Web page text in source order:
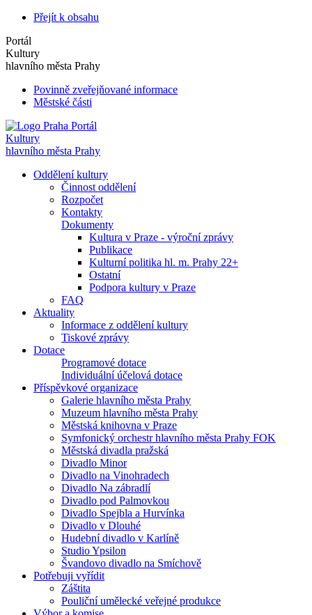
Přejít k obsahu
Portál
Kultury
hlavního města Prahy
Povinně zveřejňované informace
Městské části
Portál
Kultury
hlavního města Prahy
Oddělení kultury
Činnost oddělení
Rozpočet
Kontakty
Dokumenty
Kultura v Praze - výroční zprávy
Publikace
Kulturní politika hl. m. Prahy 22+
Ostatní
Podpora kultury v Praze
FAQ
Aktuality
Informace z oddělení kultury
Tiskové zprávy
Dotace
Programové dotace
Individuální účelová dotace
Příspěvkové organizace
Galerie hlavního města Prahy
Muzeum hlavního města Prahy
Městská knihovna v Praze
Symfonický orchestr hlavního města Prahy FOK
Městská divadla pražská
Divadlo Minor
Divadlo na Vinohradech
Divadlo Na zábradlí
Divadlo pod Palmovkou
Divadlo Spejbla a Hurvínka
Divadlo v Dlouhé
Hudební divadlo v Karlíně
Studio Ypsilon
Švandovo divadlo na Smíchově
Potřebuji vyřídit
Záštita
Pouliční umělecké veřejné produkce